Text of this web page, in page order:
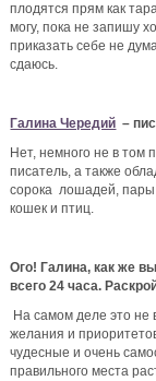
плодятся прям как
могу, пока не запишу
приказать себе не
сдаюсь.
Галина Чередий –
Нет, немного не в том
писатель, а также
сорока лошадей, пары
кошек и птиц.
Ого! Галина, как же
всего 24 часа.
На самом деле это не
желания и
чудесные и очень
правильного места